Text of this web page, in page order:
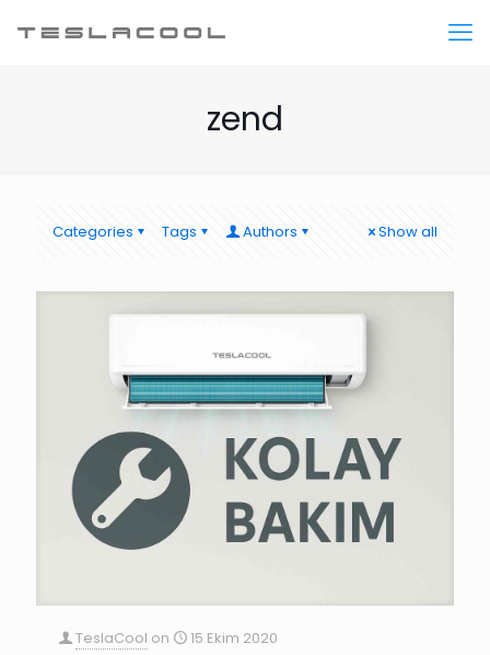
zend
Categories Tags Authors Show all
TeslaCool on
15 Ekim 2020